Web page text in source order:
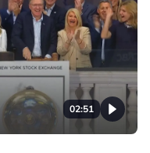
02:51